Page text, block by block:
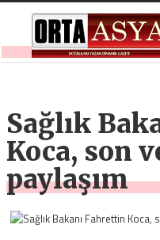
Sağlık
Koca, son
paylaşım